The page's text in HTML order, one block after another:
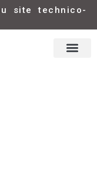
site technico-